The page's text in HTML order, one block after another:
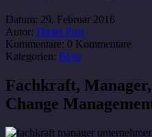
Datum: 29. Februar 2016
Autor: Dieter Past
Kommentare: 0 Kommentare
Kategorien: Blog
Fachkraft,
Change